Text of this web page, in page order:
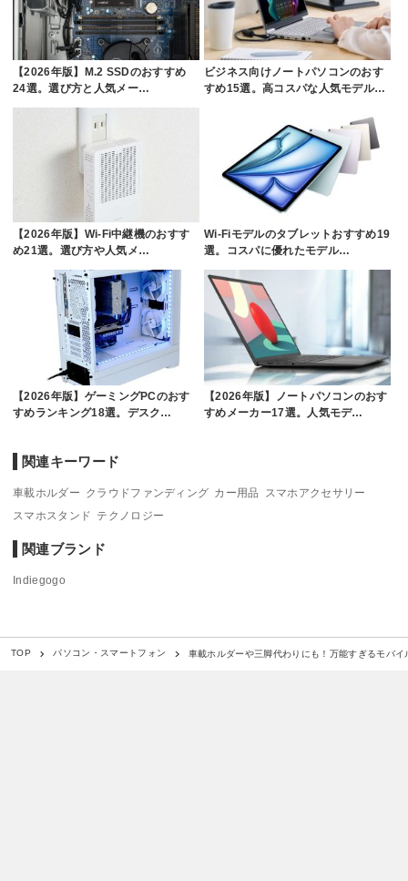
【2026年版】M.2 SSDのおすすめ
24選。選び方と人気メー…
ビジネス向けノートパソコンのおす
すめ15選。高コスパな人気モデル…
【2026年版】Wi-Fi中継機のおすす
め21選。選び方や人気メ…
Wi-Fiモデルのタブレットおすすめ19
選。コスパに優れたモデル…
【2026年版】ゲーミングPCのおす
すめランキング18選。デスク…
【2026年版】ノートパソコンのおす
すめメーカー17選。人気モデ…
関連キーワード
車載ホルダー クラウドファンディング カー用品
スマホアクセサリー
スマホスタンド テクノロジー
関連ブランド
Indiegogo
TOP パソコン・スマートフォン 車載ホルダーや三脚代わりにも！万能すぎるモバ